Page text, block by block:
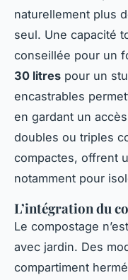
naturellement plus
seul. Une capacité
conseillée pour un
30 litres pour un
encastrables
en gardant un
doubles ou triples
compactes, offrent
notamment pour
L’intégration du
Le compostage
avec jardin. Des
compartiment